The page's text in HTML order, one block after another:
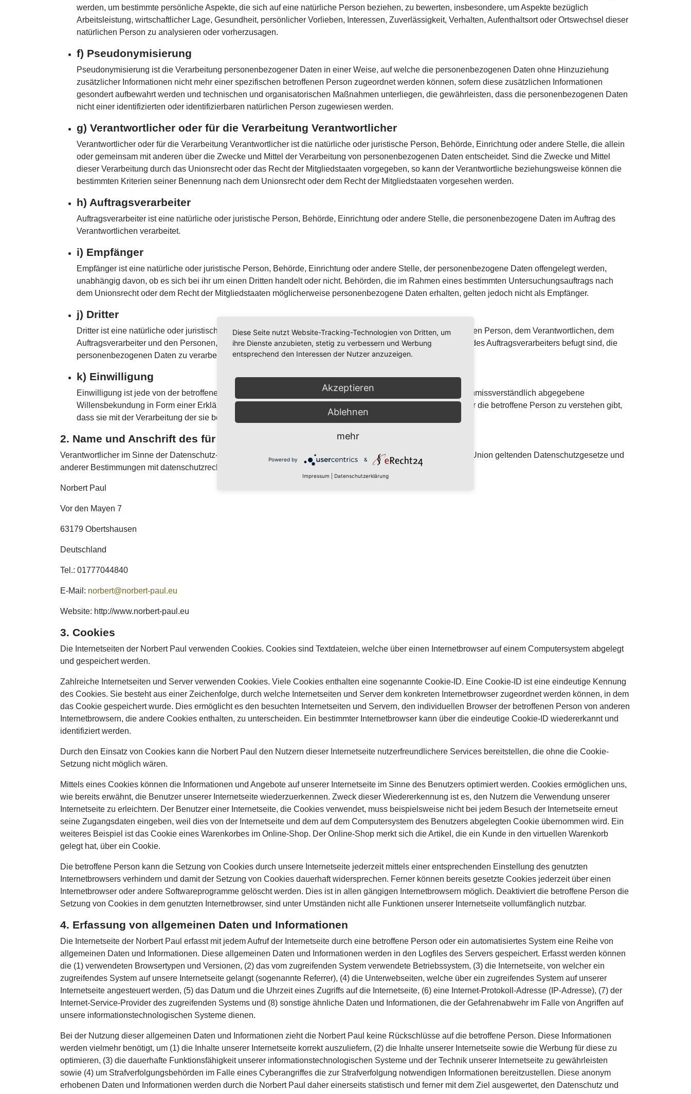
werden, um bestimmte persönliche Aspekte, die sich auf eine natürliche Person beziehen, zu bewerten, insbesondere, um Aspekte bezüglich
Arbeitsleistung, wirtschaftlicher Lage, Gesundheit, persönlicher Vorlieben, Interessen, Zuverlässigkeit, Verhalten, Aufenthaltsort oder Ortswechsel dieser
natürlichen Person zu analysieren oder vorherzusagen.
f) Pseudonymisierung
Pseudonymisierung ist die Verarbeitung personenbezogener Daten in einer Weise, auf welche die personenbezogenen Daten ohne Hinzuziehung
zusätzlicher Informationen nicht mehr einer spezifischen betroffenen Person zugeordnet werden können, sofern diese zusätzlichen Informationen
gesondert aufbewahrt werden und technischen und organisatorischen Maßnahmen unterliegen, die gewährleisten, dass die personenbezogenen Daten
nicht einer identifizierten oder identifizierbaren natürlichen Person zugewiesen werden.
g) Verantwortlicher oder für die Verarbeitung Verantwortlicher
Verantwortlicher oder für die Verarbeitung Verantwortlicher ist die natürliche oder juristische Person, Behörde, Einrichtung oder andere Stelle, die allein
oder gemeinsam mit anderen über die Zwecke und Mittel der Verarbeitung von personenbezogenen Daten entscheidet. Sind die Zwecke und Mittel
dieser Verarbeitung durch das Unionsrecht oder das Recht der Mitgliedstaaten vorgegeben, so kann der Verantwortliche beziehungsweise können die
bestimmten Kriterien seiner Benennung nach dem Unionsrecht oder dem Recht der Mitgliedstaaten vorgesehen werden.
h) Auftragsverarbeiter
Auftragsverarbeiter ist eine natürliche oder juristische Person, Behörde, Einrichtung oder andere Stelle, die personenbezogene Daten im Auftrag des
Verantwortlichen verarbeitet.
i) Empfänger
Empfänger ist eine natürliche oder juristische Person, Behörde, Einrichtung oder andere Stelle, der personenbezogene Daten offengelegt werden,
unabhängig davon, ob es sich bei ihr um einen Dritten handelt oder nicht. Behörden, die im Rahmen eines bestimmten Untersuchungsauftrags nach
dem Unionsrecht oder dem Recht der Mitgliedstaaten möglicherweise personenbezogene Daten erhalten, gelten jedoch nicht als Empfänger.
j) Dritter
Dritter ist eine natürliche oder juristische Person, Behörde, Einrichtung oder andere Stelle außer der betroffenen Person, dem Verantwortlichen, dem
Auftragsverarbeiter und den Personen, die unter der unmittelbaren Verantwortung des Verantwortlichen oder des Auftragsverarbeiters befugt sind, die
personenbezogenen Daten zu verarbeiten.
k) Einwilligung
Einwilligung ist jede von der betroffenen Person freiwillig für den bestimmten Fall in informierter Weise und unmissverständlich abgegebene
Willensbekundung in Form einer Erklärung oder einer sonstigen eindeutigen bestätigenden Handlung, mit der die betroffene Person zu verstehen gibt,
dass sie mit der Verarbeitung der sie betreffenden personenbezogenen Daten einverstanden ist.
2. Name und Anschrift des für die Verarbeitung Verantwortlichen
Verantwortlicher im Sinne der Datenschutz-Grundverordnung, sonstiger in den Mitgliedstaaten der Europäischen Union geltenden Datenschutzgesetze und
anderer Bestimmungen mit datenschutzrechtlichem Charakter ist die:
Norbert Paul
Vor den Mayen 7
63179 Obertshausen
Deutschland
Tel.: 01777044840
E-Mail: norbert@norbert-paul.eu
Website: http://www.norbert-paul.eu
3. Cookies
Die Internetseiten der Norbert Paul verwenden Cookies. Cookies sind Textdateien, welche über einen Internetbrowser auf einem Computersystem abgelegt
und gespeichert werden.
Zahlreiche Internetseiten und Server verwenden Cookies. Viele Cookies enthalten eine sogenannte Cookie-ID. Eine Cookie-ID ist eine eindeutige Kennung
des Cookies. Sie besteht aus einer Zeichenfolge, durch welche Internetseiten und Server dem konkreten Internetbrowser zugeordnet werden können, in dem
das Cookie gespeichert wurde. Dies ermöglicht es den besuchten Internetseiten und Servern, den individuellen Browser der betroffenen Person von anderen
Internetbrowsern, die andere Cookies enthalten, zu unterscheiden. Ein bestimmter Internetbrowser kann über die eindeutige Cookie-ID wiedererkannt und
identifiziert werden.
Durch den Einsatz von Cookies kann die Norbert Paul den Nutzern dieser Internetseite nutzerfreundlichere Services bereitstellen, die ohne die Cookie-
Setzung nicht möglich wären.
Mittels eines Cookies können die Informationen und Angebote auf unserer Internetseite im Sinne des Benutzers optimiert werden. Cookies ermöglichen uns,
wie bereits erwähnt, die Benutzer unserer Internetseite wiederzuerkennen. Zweck dieser Wiedererkennung ist es, den Nutzern die Verwendung unserer
Internetseite zu erleichtern. Der Benutzer einer Internetseite, die Cookies verwendet, muss beispielsweise nicht bei jedem Besuch der Internetseite erneut
seine Zugangsdaten eingeben, weil dies von der Internetseite und dem auf dem Computersystem des Benutzers abgelegten Cookie übernommen wird. Ein
weiteres Beispiel ist das Cookie eines Warenkorbes im Online-Shop. Der Online-Shop merkt sich die Artikel, die ein Kunde in den virtuellen Warenkorb
gelegt hat, über ein Cookie.
Die betroffene Person kann die Setzung von Cookies durch unsere Internetseite jederzeit mittels einer entsprechenden Einstellung des genutzten
Internetbrowsers verhindern und damit der Setzung von Cookies dauerhaft widersprechen. Ferner können bereits gesetzte Cookies jederzeit über einen
Internetbrowser oder andere Softwareprogramme gelöscht werden. Dies ist in allen gängigen Internetbrowsern möglich. Deaktiviert die betroffene Person die
Setzung von Cookies in dem genutzten Internetbrowser, sind unter Umständen nicht alle Funktionen unserer Internetseite vollumfänglich nutzbar.
4. Erfassung von allgemeinen Daten und Informationen
Die Internetseite der Norbert Paul erfasst mit jedem Aufruf der Internetseite durch eine betroffene Person oder ein automatisiertes System eine Reihe von
allgemeinen Daten und Informationen. Diese allgemeinen Daten und Informationen werden in den Logfiles des Servers gespeichert. Erfasst werden können
die (1) verwendeten Browsertypen und Versionen, (2) das vom zugreifenden System verwendete Betriebssystem, (3) die Internetseite, von welcher ein
zugreifendes System auf unsere Internetseite gelangt (sogenannte Referrer), (4) die Unterwebseiten, welche über ein zugreifendes System auf unserer
Internetseite angesteuert werden, (5) das Datum und die Uhrzeit eines Zugriffs auf die Internetseite, (6) eine Internet-Protokoll-Adresse (IP-Adresse), (7) der
Internet-Service-Provider des zugreifenden Systems und (8) sonstige ähnliche Daten und Informationen, die der Gefahrenabwehr im Falle von Angriffen auf
unsere informationstechnologischen Systeme dienen.
Bei der Nutzung dieser allgemeinen Daten und Informationen zieht die Norbert Paul keine Rückschlüsse auf die betroffene Person. Diese Informationen
werden vielmehr benötigt, um (1) die Inhalte unserer Internetseite korrekt auszuliefern, (2) die Inhalte unserer Internetseite sowie die Werbung für diese zu
optimieren, (3) die dauerhafte Funktionsfähigkeit unserer informationstechnologischen Systeme und der Technik unserer Internetseite zu gewährleisten
sowie (4) um Strafverfolgungsbehörden im Falle eines Cyberangriffes die zur Strafverfolgung notwendigen Informationen bereitzustellen. Diese anonym
erhobenen Daten und Informationen werden durch die Norbert Paul daher einerseits statistisch und ferner mit dem Ziel ausgewertet, den Datenschutz und
Diese Seite nutzt Website-Tracking-Technologien von Dritten, um
ihre Dienste anzubieten, stetig zu verbessern und Werbung
entsprechend den Interessen der Nutzer anzuzeigen.
Akzeptieren
Ablehnen
mehr
Powered by &
Impressum Datenschutzerklärung